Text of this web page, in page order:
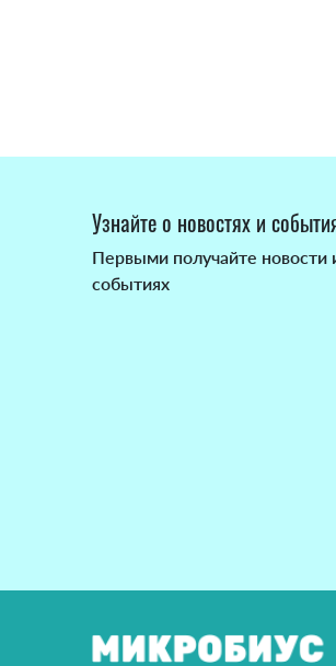
Узнайте о новостях и
Первыми получайте
событиях